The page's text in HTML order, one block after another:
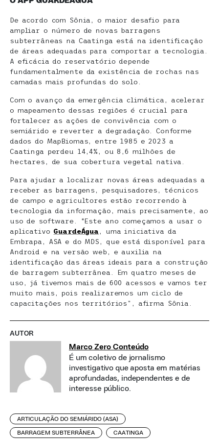
De acordo com Sônia, o maior desafio para
ampliar o número de novas barragens
subterrâneas na Caatinga está na identificação
de áreas adequadas para comportar a tecnologia.
A eficácia do reservatório depende
fundamentalmente da existência de rochas nas
camadas mais profundas do solo.
Com o avanço da emergência climática, acelerar
o mapeamento dessas regiões é crucial para
fortalecer as ações de convivência com o
semiárido e reverter a degradação. Conforme
dados do MapBiomas, entre 1985 e 2023 a
Caatinga perdeu 14,4%, ou 8,6 milhões de
hectares, de sua cobertura vegetal nativa.
Para ajudar a localizar novas áreas adequadas a
receber as barragens, pesquisadores, técnicos
de campo e agricultores estão recorrendo à
tecnologia da informação, mais precisamente, ao
uso de software. “Este ano começamos a usar o
aplicativo GuardeÁgua , uma iniciativa da
Embrapa, ASA e do MDS, que está disponível para
Android e na versão web, e auxilia na
identificação das áreas ideais para a construção
de barragem subterrânea. Em quatro meses de
uso, já tivemos mais de 600 acessos e vamos ter
muito mais, pois realizaremos um ciclo de
capacitações nos territórios”, afirma Sônia.
AUTOR
Marco Zero Conteúdo
É um coletivo de jornalismo
investigativo que aposta em matérias
aprofundadas, independentes e de
interesse público.
ARTICULAÇÃO DO SEMIÁRIDO (ASA)
BARRAGEM SUBTERRÂNEA CAATINGA